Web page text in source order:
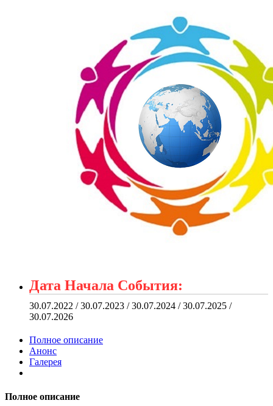
Дата Начала События:
30.07.2022 / 30.07.2023 / 30.07.2024 / 30.07.2025 /
30.07.2026
Полное описание
Анонс
Галерея
Полное описание